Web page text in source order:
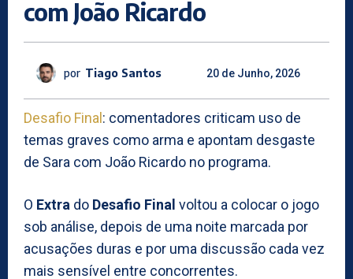
com João Ricardo
por Tiago Santos 20 de Junho, 2026
Desafio Final : comentadores criticam uso de
temas graves como arma e apontam desgaste
de Sara com João Ricardo no programa.
O Extra do Desafio Final voltou a colocar o jogo
sob análise, depois de uma noite marcada por
acusações duras e por uma discussão cada vez
mais sensível entre concorrentes.